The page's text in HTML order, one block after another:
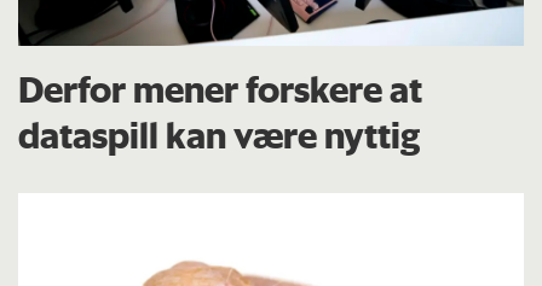
Derfor mener forskere at
dataspill kan være nyttig